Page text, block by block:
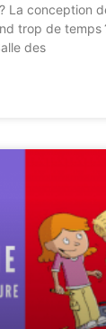
La conception
trop de temps
des